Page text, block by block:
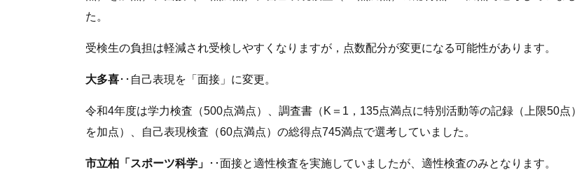
た。
受検生の負担は軽減され受検しやすくなりますが，点数配分が変更になる可能性があります。
大多喜･･自己表現を「面接」に変更。
令和4年度は学力検査（500点満点）、調査書（K＝1，135点満点に特別活動等の記録（上限50点）
を加点）、自己表現検査（60点満点）の総得点745満点で選考していました。
市立柏「スポーツ科学」 ･･面接と適性検査を実施していましたが、適性検査のみとなります。